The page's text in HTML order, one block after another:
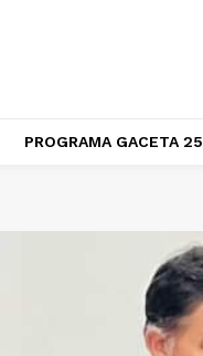
PROGRAMA GACETA 25